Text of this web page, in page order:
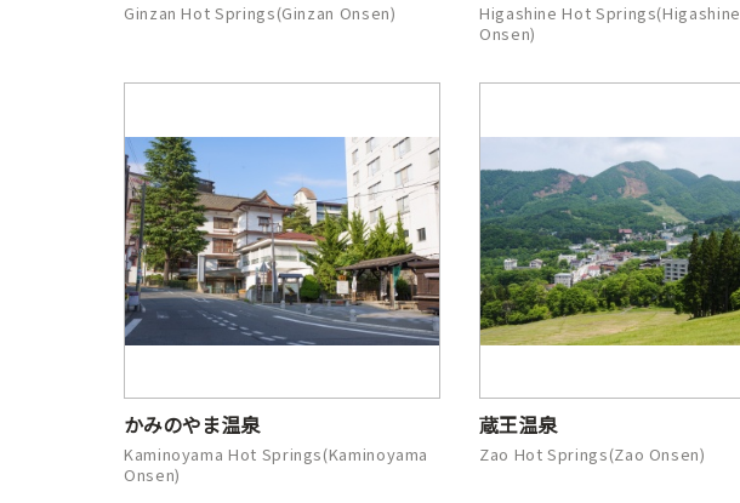
Ginzan Hot Springs(Ginzan Onsen)
Higashine Hot Springs(Higashine
Onsen)
かみのやま温泉
Kaminoyama Hot Springs(Kaminoyama
Onsen)
蔵王温泉
Zao Hot Springs(Zao Onsen)